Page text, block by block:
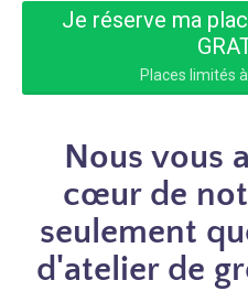
Nous vous
cœur de
seulement
d'atelier de
Je réserve ma
Places limités